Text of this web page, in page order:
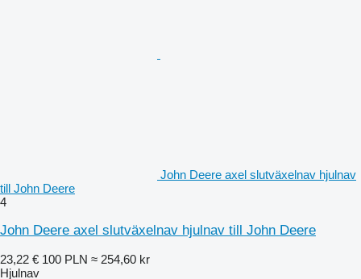
John Deere axel slutväxelnav hjulnav
till John Deere
4
John Deere axel slutväxelnav hjulnav till John Deere
23,22 € 100 PLN ≈ 254,60 kr
Hjulnav